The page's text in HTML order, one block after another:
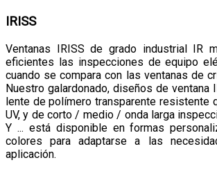
IRISS
Ventanas IRISS de grado industrial IR
eficientes las inspecciones de equipo
cuando se compara con las ventanas de
Nuestro galardonado, diseños de ventana
lente de polímero transparente resistente
UV, y de corto / medio / onda larga
Y ... está disponible en formas
colores para adaptarse a las
aplicación.